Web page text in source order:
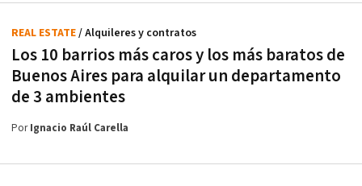
Los 10 barrios más caros y los más baratos de
Buenos Aires para alquilar un departamento
de 3 ambientes
REAL ESTATE/ Alquileres y contratos
PorIgnacio Raúl Carella